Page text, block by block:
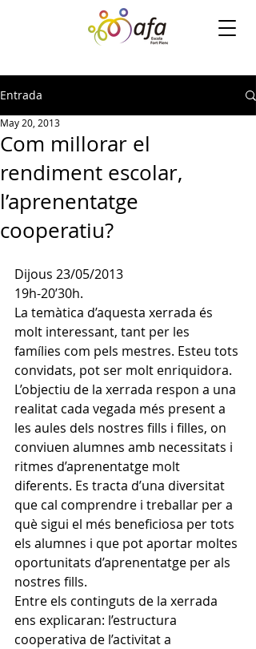
Entrada
Com millorar el
rendiment escolar,
l’aprenentatge
cooperatiu?
May 20, 2013
Dijous 23/05/2013
19h-20’30h.
La temàtica d’aquesta xerrada és
molt interessant, tant per les
famílies com pels mestres. Esteu tots
convidats, pot ser molt enriquidora.
L’objectiu de la xerrada respon a una
realitat cada vegada més present a
les aules dels nostres fills i filles, on
conviuen alumnes amb necessitats i
ritmes d’aprenentatge molt
diferents. Es tracta d’una diversitat
que cal comprendre i treballar per a
què sigui el més beneficiosa per tots
els alumnes i que pot aportar moltes
oportunitats d’aprenentatge per als
nostres fills.
Entre els continguts de la xerrada
ens explicaran: l’estructura
cooperativa de l’activitat a